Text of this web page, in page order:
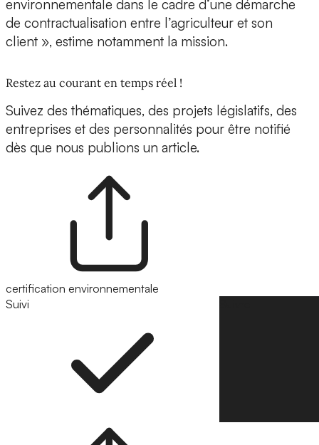
environnementale dans le cadre d’une démarche
de contractualisation entre l’agriculteur et son
client », estime notamment la mission.
Restez au courant en temps réel !
Suivez des thématiques, des projets législatifs, des
entreprises et des personnalités pour être notifié
dès que nous publions un article.
certification environnementale
Suivi